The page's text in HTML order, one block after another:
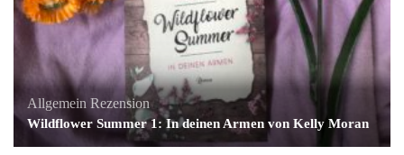
Allgemein Rezension
Wildflower Summer 1: In deinen Armen von Kelly Moran